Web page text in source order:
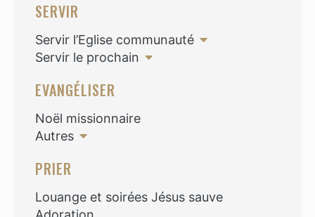
SERVIR
Servir l’Eglise communauté
Servir le prochain
EVANGÉLISER
Noël missionnaire
Autres
PRIER
Louange et soirées Jésus sauve